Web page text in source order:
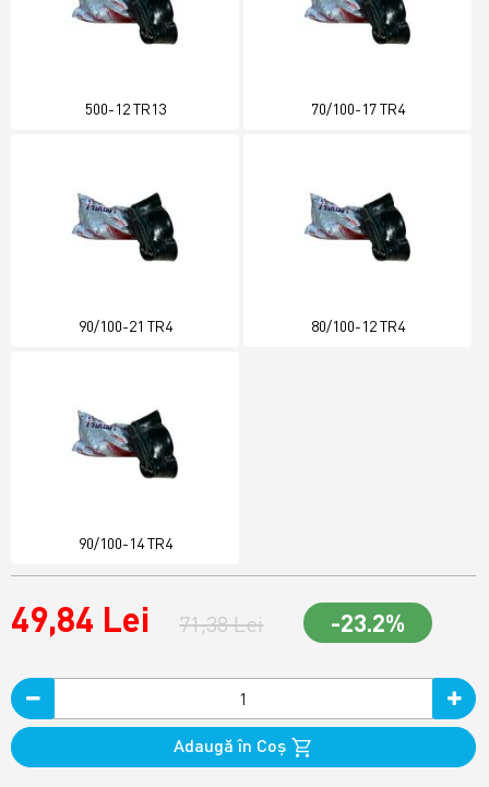
500-12 TR13 70/100-17 TR4
90/100-21 TR4 80/100-12 TR4
90/100-14 TR4
49,84 Lei 71,38 Lei -23.2%
Adaugă în Coş